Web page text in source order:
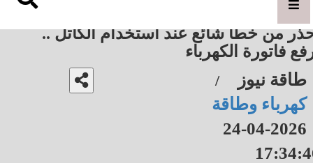
من خطأ شائع عند استخدام الكاتل ..
فاتورة الكهرباء
طاقة نيوز /
كهرباء وطاقة
2026-04-24